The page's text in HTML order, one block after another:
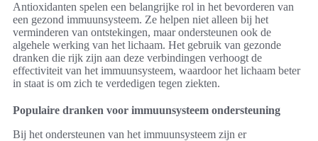
Antioxidanten spelen een belangrijke rol in het bevorderen van
een gezond immuunsysteem. Ze helpen niet alleen bij het
verminderen van ontstekingen, maar ondersteunen ook de
algehele werking van het lichaam. Het gebruik van gezonde
dranken die rijk zijn aan deze verbindingen verhoogt de
effectiviteit van het immuunsysteem, waardoor het lichaam beter
in staat is om zich te verdedigen tegen ziekten.
Populaire dranken voor immuunsysteem ondersteuning
Bij het ondersteunen van het immuunsysteem zijn er